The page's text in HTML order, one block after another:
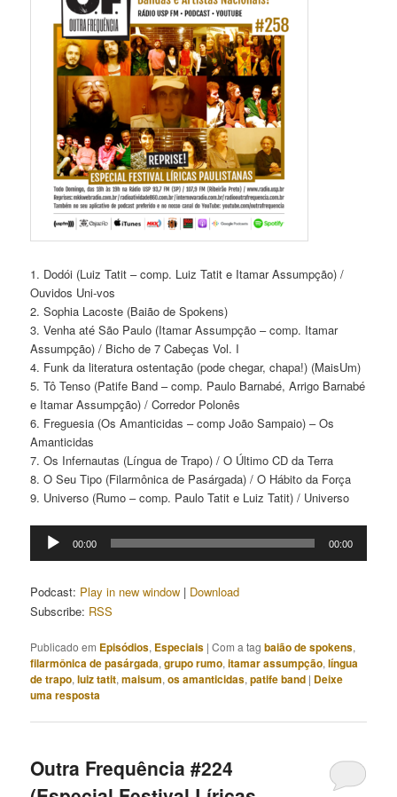
1. Dodói (Luiz Tatit – comp. Luiz Tatit e Itamar Assumpção) /
Ouvidos Uni-vos
2. Sophia Lacoste (Baião de Spokens)
3. Venha até São Paulo (Itamar Assumpção – comp. Itamar
Assumpção) / Bicho de 7 Cabeças Vol. I
4. Funk da literatura ostentação (pode chegar, chapa!) (MaisUm)
5. Tô Tenso (Patife Band – comp. Paulo Barnabé, Arrigo Barnabé
e Itamar Assumpção) / Corredor Polonês
6. Freguesia (Os Amanticidas – comp João Sampaio) – Os
Amanticidas
7. Os Infernautas (Língua de Trapo) / O Último CD da Terra
8. O Seu Tipo (Filarmônica de Pasárgada) / O Hábito da Força
9. Universo (Rumo – comp. Paulo Tatit e Luiz Tatit) / Universo
Tocador
00:00 00:00
Podcast: Play in new window | Download
Subscribe: RSS
Publicado em Episódios, Especiais |Com a tagbaião de spokens,
filarmônica de pasárgada,grupo rumo,itamar assumpção,língua
de trapo,luiz tatit,maisum,os amanticidas,patife band | Deixe
uma resposta
Outra Frequência #224